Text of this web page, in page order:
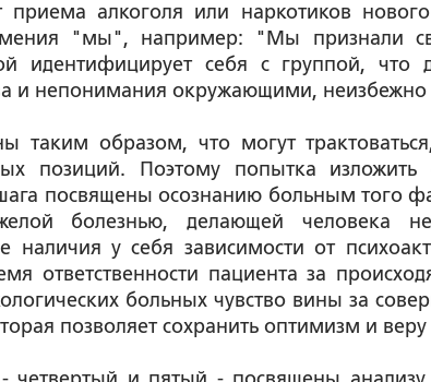
приема алкоголя или наркотиков
"мы", например: "Мы признали
идентифицирует себя с группой, что
и непонимания окружающими, неизбежно
таким образом, что могут
позиций. Поэтому попытка изложить
посвящены осознанию больным того
болезнью, делающей человека
наличия у себя зависимости от
ответственности пациента за
больных чувство вины за
позволяет сохранить оптимизм и веру